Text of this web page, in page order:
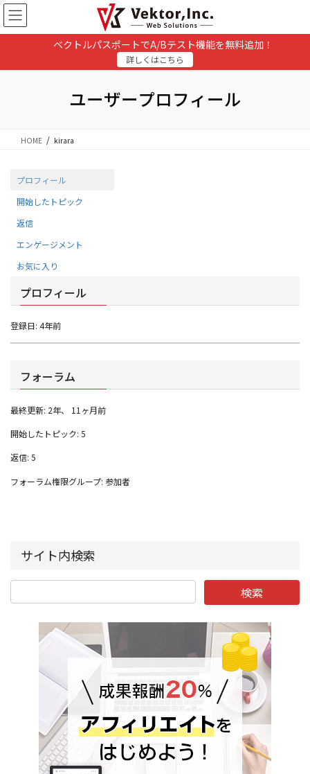
コ
ン
テ
ナ
ビ
ゲ
ベクトルパスポートでA/Bテスト機能を無料追加！
詳しくはこちら
ユーザープロフィール
HOME kirara
プロフィール
開始したトピック
返信
エンゲージメント
お気に入り
プロフィール
登録日: 4年前
フォーラム
最終更新: 2年、 11ヶ月前
開始したトピック: 5
返信: 5
フォーラム権限グループ: 参加者
サイト内検索